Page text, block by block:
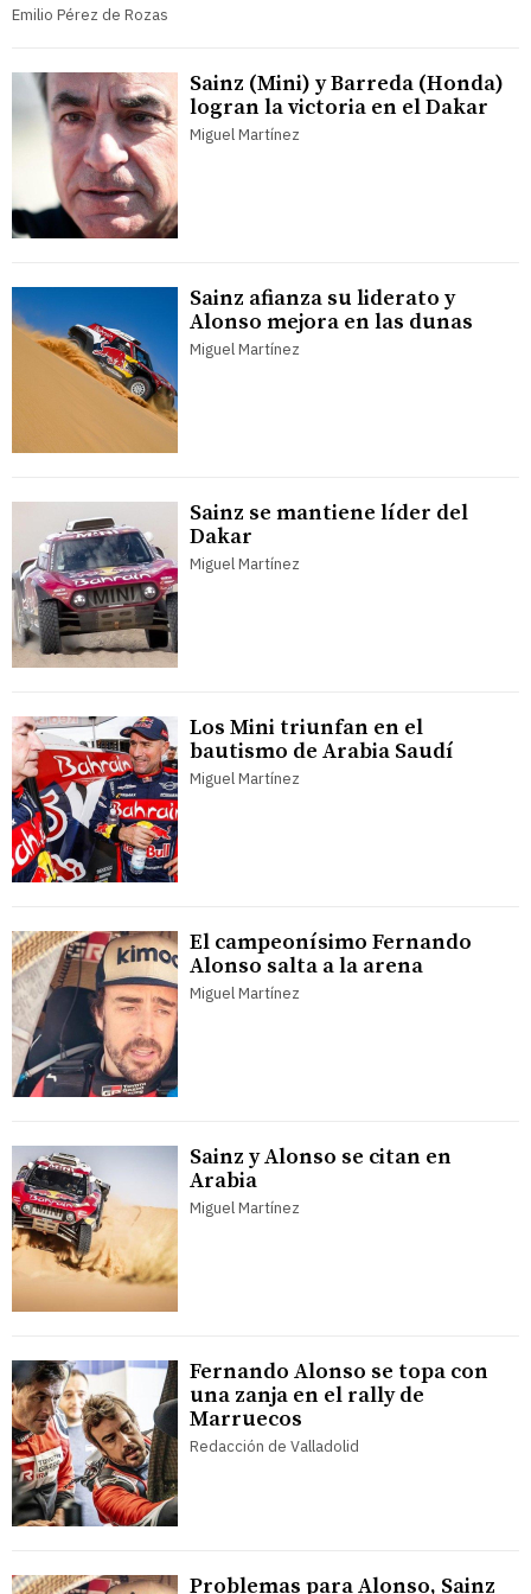
Emilio Pérez de Rozas
Sainz (Mini) y Barreda (Honda)
logran la victoria en el Dakar
Miguel Martínez
Sainz afianza su liderato y
Alonso mejora en las dunas
Miguel Martínez
Sainz se mantiene líder del
Dakar
Miguel Martínez
Los Mini triunfan en el
bautismo de Arabia Saudí
Miguel Martínez
El campeonísimo Fernando
Alonso salta a la arena
Miguel Martínez
Sainz y Alonso se citan en
Arabia
Miguel Martínez
Fernando Alonso se topa con
una zanja en el rally de
Marruecos
Redacción de Valladolid
Problemas para Alonso, Sainz